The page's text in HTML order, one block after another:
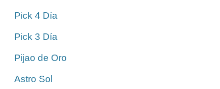
Pick 4 Día
Pick 3 Día
Pijao de Oro
Astro Sol